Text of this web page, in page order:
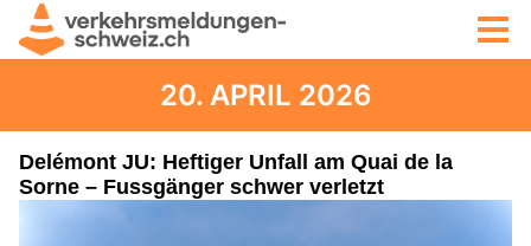
20. APRIL 2026
Delémont JU: Heftiger Unfall am Quai de la
Sorne – Fussgänger schwer verletzt